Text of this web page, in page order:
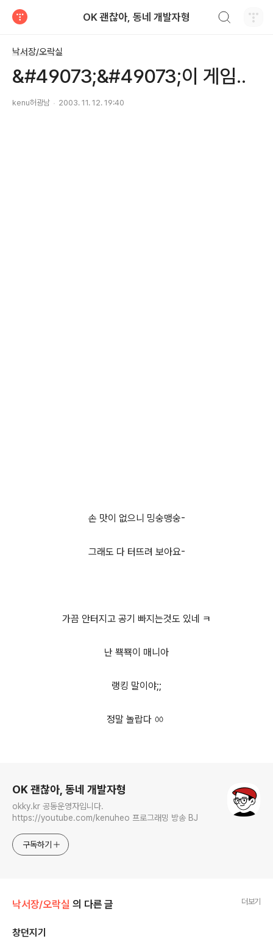
OK 괜찮아, 동네 개발자형
낙서장/오락실
&#49073;&#49073;이 게임..
kenu허광남 2003. 11. 12. 19:40
손 맛이 없으니 밍숭맹숭-
그래도 다 터뜨려 보아요-
가끔 안터지고 공기 빠지는것도 있네 ㅋ
난 뾱뾱이 매니아
랭킹 말이야;;
정말 놀랍다 ㆀ
OK 괜찮아, 동네 개발자형
okky.kr 공동운영자입니다.
https://youtube.com/kenuheo 프로그래밍 방송 BJ
구독하기
낙서장/오락실 의 다른 글 더보기
창던지기